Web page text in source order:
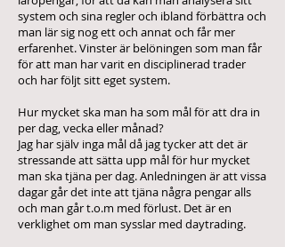
system och sina regler och ibland förbättra och
man lär sig nog ett och annat och får mer
erfarenhet. Vinster är belöningen som man får
för att man har varit en disciplinerad trader
och har följt sitt eget system.
Hur mycket ska man ha som mål för att dra in
per dag, vecka eller månad?
Jag har själv inga mål då jag tycker att det är
stressande att sätta upp mål för hur mycket
man ska tjäna per dag. Anledningen är att vissa
dagar går det inte att tjäna några pengar alls
och man går t.o.m med förlust. Det är en
verklighet om man sysslar med daytrading.